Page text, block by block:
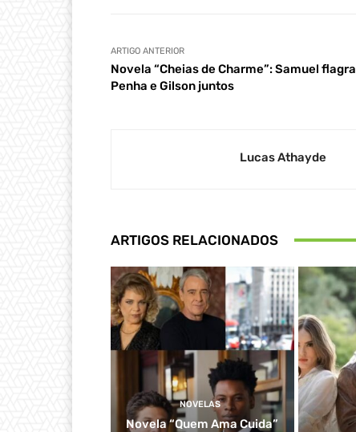
ARTIGO ANTERIOR
Novela “Cheias de Charme”: Samuel flagra
Penha e Gilson juntos
Lucas Athayde
ARTIGOS RELACIONADOS
NOVELAS
Novela “Quem Ama Cuida”